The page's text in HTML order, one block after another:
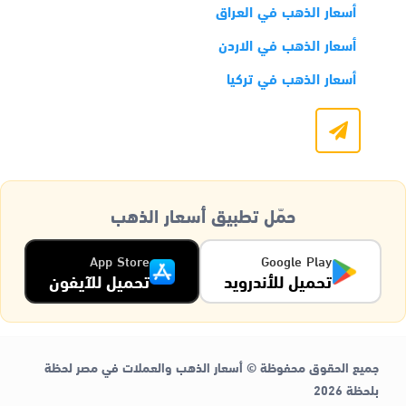
أسعار الذهب في العراق
أسعار الذهب في الاردن
أسعار الذهب في تركيا
حمّل تطبيق أسعار الذهب
Google Play
تحميل للأندرويد
App Store
تحميل للآيفون
جميع الحقوق محفوظة © أسعار الذهب والعملات في مصر لحظة
بلحظة 2026